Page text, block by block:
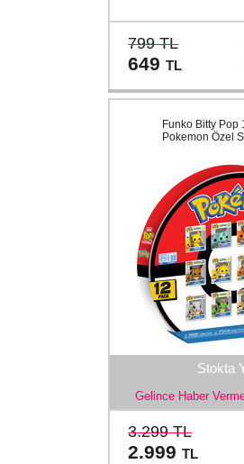
799 TL
649TL
Stokta
Gelince Haber
Funko Bitty Pop
Pokemon Özel
3.299 TL
2.999TL